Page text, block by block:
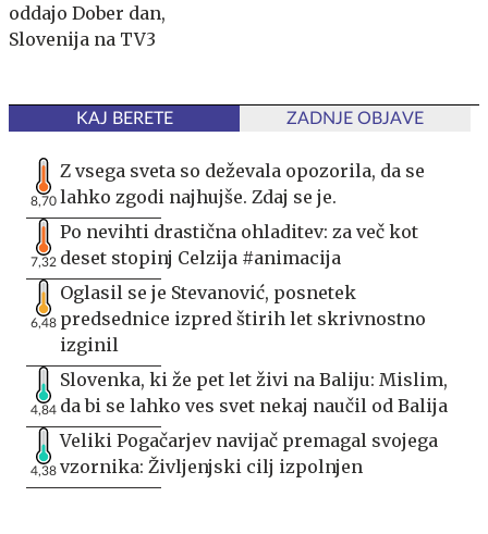
oddajo Dober dan,
Slovenija na TV3
KAJ BERETE ZADNJE OBJAVE
8,70
Z vsega sveta so deževala opozorila, da se
lahko zgodi najhujše. Zdaj se je.
7,32
Po nevihti drastična ohladitev: za več kot
deset stopinj Celzija #animacija
6,48
Oglasil se je Stevanović, posnetek
predsednice izpred štirih let skrivnostno
izginil
4,84
Slovenka, ki že pet let živi na Baliju: Mislim,
da bi se lahko ves svet nekaj naučil od Balija
4,38
Veliki Pogačarjev navijač premagal svojega
vzornika: Življenjski cilj izpolnjen